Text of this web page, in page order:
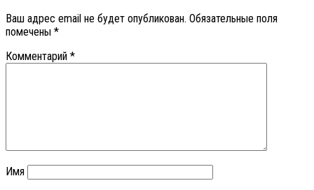
Ваш адрес email не будет опубликован. Обязательные поля
помечены *
Комментарий *
Имя